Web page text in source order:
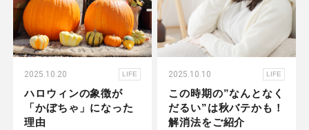
2025.10.20 LIFE
ハロウィンの象徴が
「かぼちゃ」になった
理由
2025.10.10 LIFE
この時期の”なんとなく
だるい”は秋バテかも！
解消法をご紹介